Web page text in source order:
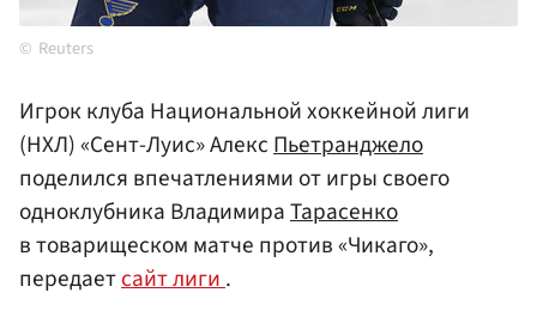
Reuters
Игрок клуба Национальной хоккейной лиги
(НХЛ) «Сент-Луис» АлексПьетранджело
поделился впечатлениями от игры своего
одноклубника ВладимираТарасенко
в товарищеском матче против «Чикаго»,
передаетсайт лиги.